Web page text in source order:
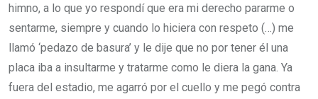
himno, a lo que yo respondí que era mi derecho pararme o
sentarme, siempre y cuando lo hiciera con respeto (…) me
llamó ‘pedazo de basura’ y le dije que no por tener él una
placa iba a insultarme y tratarme como le diera la gana. Ya
fuera del estadio, me agarró por el cuello y me pegó contra